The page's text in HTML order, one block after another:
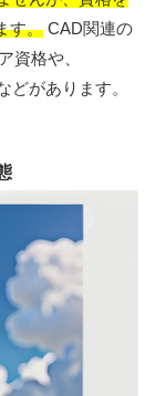
す。 CAD関連の
資格や、
どがあります。